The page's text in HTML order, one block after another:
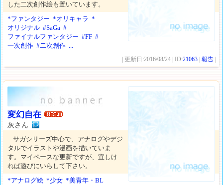
した二次創作絵も置いています。
*ファンタジー *オリキャラ *
オリジナル #SaGa #
ファイナルファンタジー #FF #
一次創作 #二次創作 ...
| 更新日:2016/08/24 | ID:21063 |報告
変幻自在
灰さん
サガシリーズ中心で、アナログやデジ
タルでイラストや漫画を描いていま
す。マイペースな更新ですが、宜しけ
れば遊びにいらして下さい。
*アナログ絵 *少女 *美青年・BL